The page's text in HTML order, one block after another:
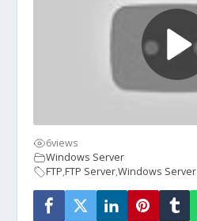
6views
Windows Server
FTP,FTP Server,Windows Server